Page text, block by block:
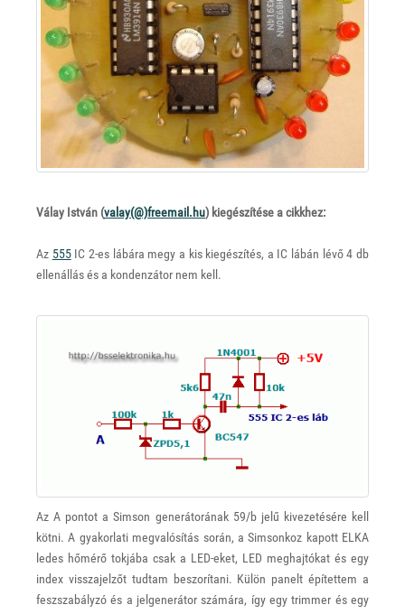
Válay István (valay(@)freemail.hu) kiegészítése a cikkhez:
Az 555IC 2-es lábára megy a kis kiegészítés, a IC lábán lévő 4 db
ellenállás és a kondenzátor nem kell.
Az A pontot a Simson generátorának 59/b jelű kivezetésére kell
kötni. A gyakorlati megvalósítás során, a Simsonkoz kapott ELKA
ledes hőmérő tokjába csak a LED-eket, LED meghajtókat és egy
index visszajelzőt tudtam beszorítani. Külön panelt építettem a
feszszabályzó és a jelgenerátor számára, így egy trimmer és egy